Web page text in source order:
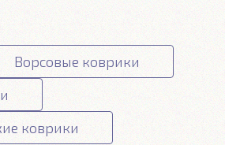
Ворсовые коврики
коврики